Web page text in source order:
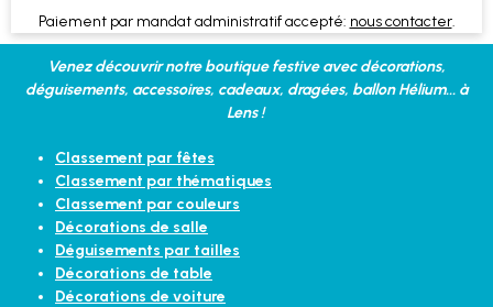
Paiement par mandat administratif accepté: nous contacter.
Venez découvrir notre boutique festive avec décorations,
déguisements, accessoires, cadeaux, dragées, ballon Hélium... à
Lens !
Classement par fêtes
Classement par thématiques
Classement par couleurs
Décorations de salle
Déguisements par tailles
Décorations de table
Décorations de voiture